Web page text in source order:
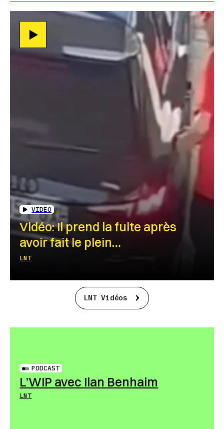
VIDEO
Vidéo: Il prend la fuite après
avoir fait le plein…
LNT
LNT Vidéos
PODCAST
L’WIP avec Ilan Benhaim
LNT